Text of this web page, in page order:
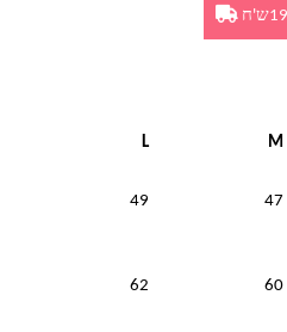
M
L
47
49
60
62